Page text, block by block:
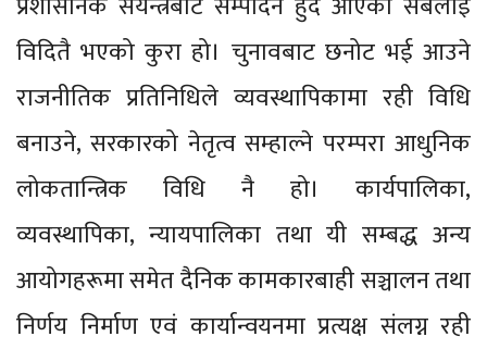
विदितै भएको कुरा हो। चुनावबाट छनोट भई आउने
राजनीतिक प्रतिनिधिले व्यवस्थापिकामा रही विधि
बनाउने, सरकारको नेतृत्व सम्हाल्ने परम्परा आधुनिक
लोकतान्त्रिक विधि नै हो। कार्यपालिका,
व्यवस्थापिका, न्यायपालिका तथा यी सम्बद्ध अन्य
आयोगहरूमा समेत दैनिक कामकारबाही सञ्चालन तथा
निर्णय निर्माण एवं कार्यान्वयनमा प्रत्यक्ष संलग्न रही